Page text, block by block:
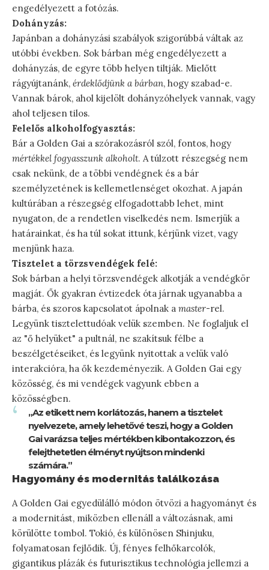
engedélyezett a fotózás.
Dohányzás:
Japánban a dohányzási szabályok szigorúbbá váltak az
utóbbi években. Sok bárban még engedélyezett a
dohányzás, de egyre több helyen tiltják. Mielőtt
rágyújtanánk, érdeklődjünk a bárban, hogy szabad-e.
Vannak bárok, ahol kijelölt dohányzóhelyek vannak, vagy
ahol teljesen tilos.
Felelős alkoholfogyasztás:
Bár a Golden Gai a szórakozásról szól, fontos, hogy
mértékkel fogyasszunk alkoholt. A túlzott részegség nem
csak nekünk, de a többi vendégnek és a bár
személyzetének is kellemetlenséget okozhat. A japán
kultúrában a részegség elfogadottabb lehet, mint
nyugaton, de a rendetlen viselkedés nem. Ismerjük a
határainkat, és ha túl sokat ittunk, kérjünk vizet, vagy
menjünk haza.
Tisztelet a törzsvendégek felé:
Sok bárban a helyi törzsvendégek alkotják a vendégkör
magját. Ők gyakran évtizedek óta járnak ugyanabba a
bárba, és szoros kapcsolatot ápolnak a master-rel.
Legyünk tisztelettudóak velük szemben. Ne foglaljuk el
az "ő helyüket" a pultnál, ne szakítsuk félbe a
beszélgetéseiket, és legyünk nyitottak a velük való
interakcióra, ha ők kezdeményezik. A Golden Gai egy
közösség, és mi vendégek vagyunk ebben a
közösségben.
„Az etikett nem korlátozás, hanem a tisztelet
nyelvezete, amely lehetővé teszi, hogy a Golden
Gai varázsa teljes mértékben kibontakozzon, és
felejthetetlen élményt nyújtson mindenki
számára.”
Hagyomány és modernitás találkozása
A Golden Gai egyedülálló módon ötvözi a hagyományt és
a modernitást, miközben ellenáll a változásnak, ami
körülötte tombol. Tokió, és különösen Shinjuku,
folyamatosan fejlődik. Új, fényes felhőkarcolók,
gigantikus plázák és futurisztikus technológia jellemzi a